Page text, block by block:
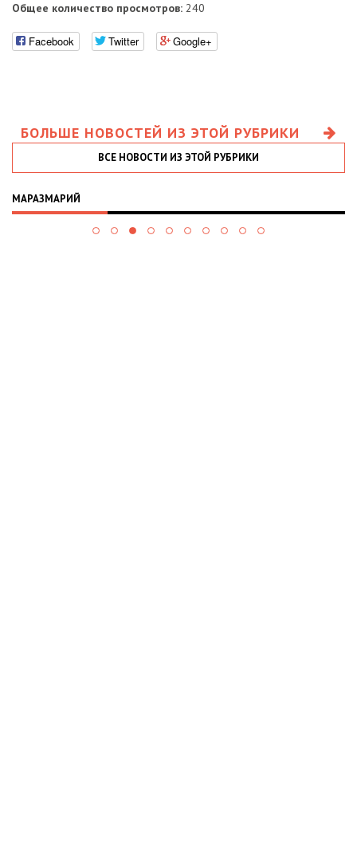
Общее количество просмотров: 240
Facebook Twitter Google+
БОЛЬШЕ НОВОСТЕЙ ИЗ ЭТОЙ РУБРИКИ
ВСЕ НОВОСТИ ИЗ ЭТОЙ РУБРИКИ
МАРАЗМАРИЙ